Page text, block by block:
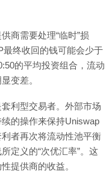
商需要处理“临时”损
最终收回的钱可能会少于
的平均投资组合，流动
变差。
利型交易者。外部市场
的操作来保持Uniswap
者再次将流动性池平衡
定义的“次优汇率”。这
提供商的收益。